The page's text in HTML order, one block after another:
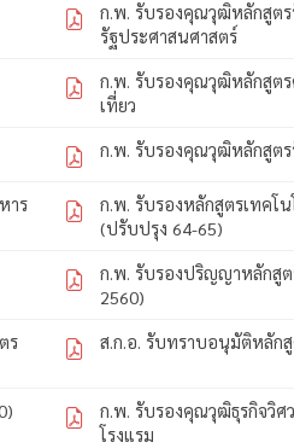
ก.พ. รับรองคุณวุฒิหลักสูต
รัฐประศาสนศาสตร์
ก.พ. รับรองคุณวุฒิหลักสูต
เที่ยว
ก.พ. รับรองคุณวุฒิหลักสูต
าร
ก.พ. รับรองหลักสูตรเทคโ
(ปรับปรุง 64-65)
ก.พ. รับรองปริญญาหลักสู
2560)
ร
ส.ก.อ. รับทราบอนุมัติหลัก
ก.พ. รับรองคุณวุฒิธุรกิจวิศ
โรงแรม